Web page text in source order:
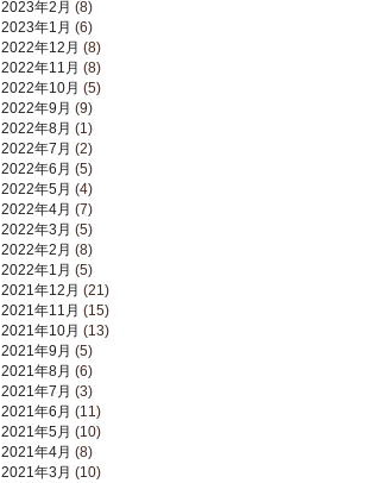
2023年2月 (8)
2023年1月 (6)
2022年12月 (8)
2022年11月 (8)
2022年10月 (5)
2022年9月 (9)
2022年8月 (1)
2022年7月 (2)
2022年6月 (5)
2022年5月 (4)
2022年4月 (7)
2022年3月 (5)
2022年2月 (8)
2022年1月 (5)
2021年12月 (21)
2021年11月 (15)
2021年10月 (13)
2021年9月 (5)
2021年8月 (6)
2021年7月 (3)
2021年6月 (11)
2021年5月 (10)
2021年4月 (8)
2021年3月 (10)